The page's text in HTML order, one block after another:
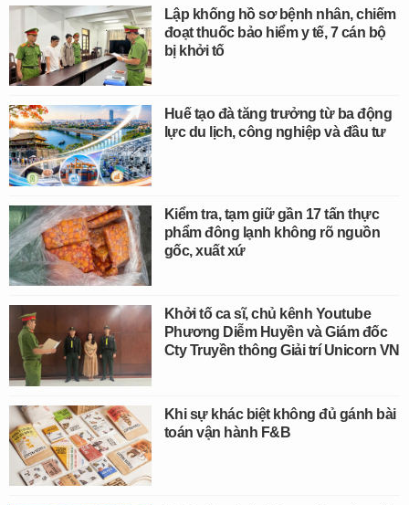
Lập khống hồ sơ bệnh nhân, chiếm
đoạt thuốc bảo hiểm y tế, 7 cán bộ
bị khởi tố
Huế tạo đà tăng trưởng từ ba động
lực du lịch, công nghiệp và đầu tư
Kiểm tra, tạm giữ gần 17 tấn thực
phẩm đông lạnh không rõ nguồn
gốc, xuất xứ
Khởi tố ca sĩ, chủ kênh Youtube
Phương Diễm Huyền và Giám đốc
Cty Truyền thông Giải trí Unicorn VN
Khi sự khác biệt không đủ gánh bài
toán vận hành F&B